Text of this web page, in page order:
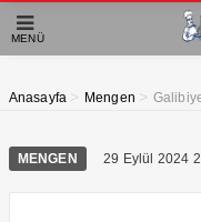
MENÜ
Anasayfa > Mengen >
MENGEN 29 Eylül 2024